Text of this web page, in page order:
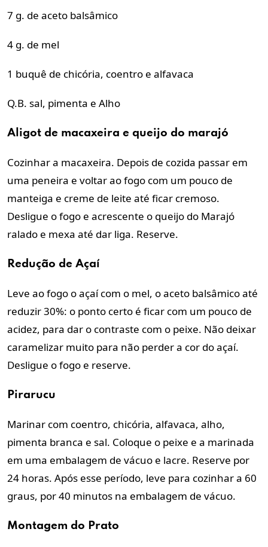
7 g. de aceto balsâmico
4 g. de mel
1 buquê de chicória, coentro e alfavaca
Q.B. sal, pimenta e Alho
Aligot de macaxeira e queijo do marajó
Cozinhar a macaxeira. Depois de cozida passar em
uma peneira e voltar ao fogo com um pouco de
manteiga e creme de leite até ficar cremoso.
Desligue o fogo e acrescente o queijo do Marajó
ralado e mexa até dar liga. Reserve.
Redução de Açaí
Leve ao fogo o açaí com o mel, o aceto balsâmico até
reduzir 30%: o ponto certo é ficar com um pouco de
acidez, para dar o contraste com o peixe. Não deixar
caramelizar muito para não perder a cor do açaí.
Desligue o fogo e reserve.
Pirarucu
Marinar com coentro, chicória, alfavaca, alho,
pimenta branca e sal. Coloque o peixe e a marinada
em uma embalagem de vácuo e lacre. Reserve por
24 horas. Após esse período, leve para cozinhar a 60
graus, por 40 minutos na embalagem de vácuo.
Montagem do Prato